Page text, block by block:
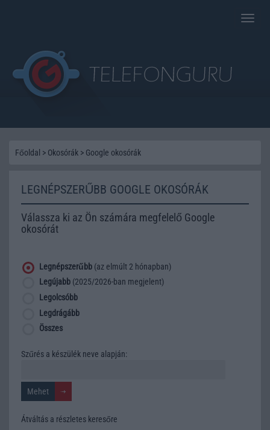
Toggle
Főoldal > Okosórák > Google okosórák
LEGNÉPSZERŰBB GOOGLE OKOSÓRÁK
Válassza ki az Ön számára megfelelő Google
okosórát
Legnépszerűbb (az elmúlt 2 hónapban)
Legújabb (2025/2026-ban megjelent)
Legolcsóbb
Legdrágább
Összes
Szűrés a készülék neve alapján:
Átváltás a részletes keresőre